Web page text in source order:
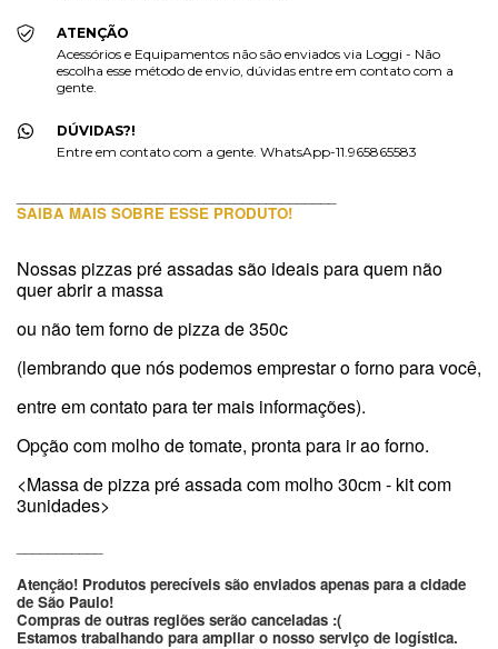
ATENÇÃO
Acessórios e Equipamentos não são enviados via Loggi - Não
escolha esse método de envio, dúvidas entre em contato com a
gente.
DÚVIDAS?!
Entre em contato com a gente. WhatsApp-11.965865583
SAIBA MAIS SOBRE ESSE PRODUTO!
Nossas pizzas pré assadas são ideais para quem não
quer abrir a massa
ou não tem forno de pizza de 350c
(lembrando que nós podemos emprestar o forno para você,
entre em contato para ter mais informações).
Opção com molho de tomate, pronta para ir ao forno.
<Massa de pizza pré assada com molho 30cm - kit com
3unidades>
Atenção! Produtos perecíveis são enviados apenas para a cidade
de São Paulo!
Compras de outras regiões serão canceladas :(
Estamos trabalhando para ampliar o nosso serviço de logística.